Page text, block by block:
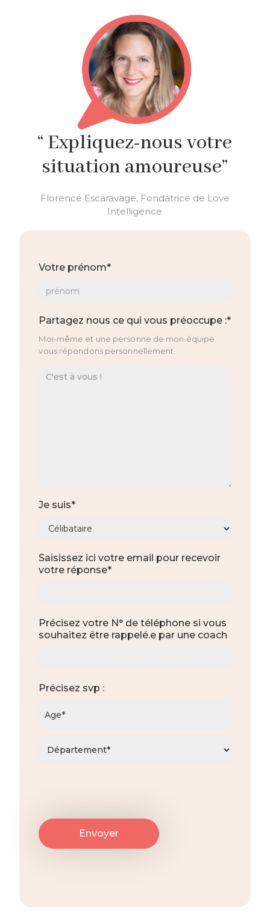
“ Expliquez-nous votre
situation amoureuse”
Florence Escaravage, Fondatrice de Love
Intelligence
Votre prénom*
Partagez nous ce qui vous préoccupe :*
Moi-même et une personne de mon équipe
vous répondons personnellement.
Je suis*
Saisissez ici votre email pour recevoir
votre réponse*
Précisez votre N° de téléphone si vous
souhaitez être rappelé.e par une coach
Précisez svp :